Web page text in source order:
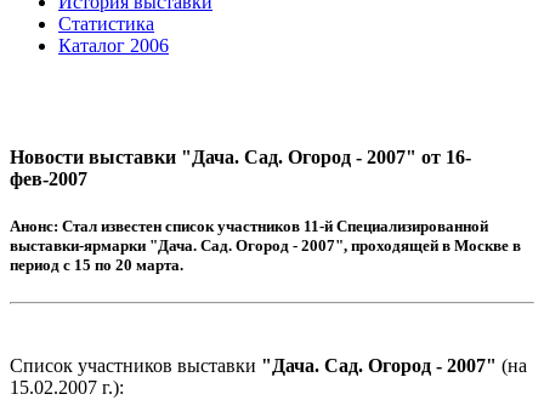
Статистика
Каталог 2006
Новости выставки "Дача. Сад. Огород - 2007" от 16-
фев-2007
Анонс: Стал известен список участников 11-й Специализированной
выставки-ярмарки "Дача. Сад. Огород - 2007", проходящей в Москве в
период с 15 по 20 марта.
Список участников выставки "Дача. Сад. Огород - 2007" (на
15.02.2007 г.):